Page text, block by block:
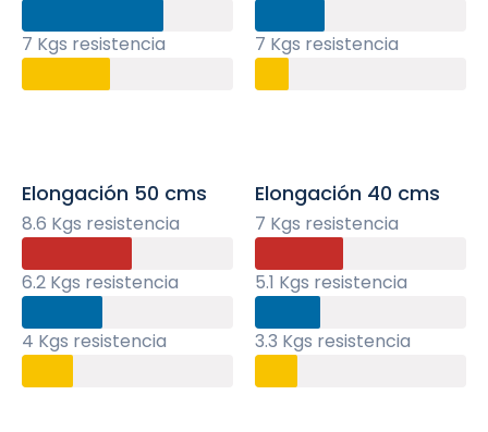
7 Kgs resistencia 7 Kgs resistencia
Elongación 50 cms
8.6 Kgs resistencia
6.2 Kgs resistencia
4 Kgs resistencia
Elongación 40 cms
7 Kgs resistencia
5.1 Kgs resistencia
3.3 Kgs resistencia